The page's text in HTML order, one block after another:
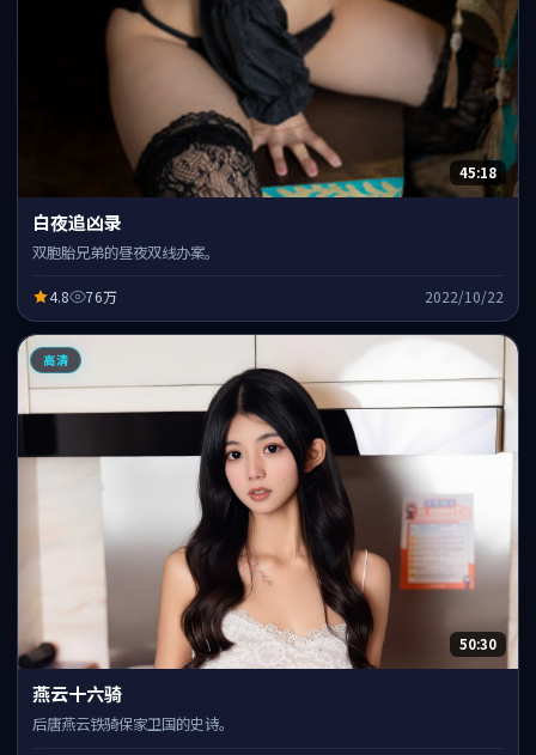
45:18
白夜追凶录
双胞胎兄弟的昼夜双线办案。
4.8 76万 2022/10/22
高清
50:30
燕云十六骑
后唐燕云铁骑保家卫国的史诗。